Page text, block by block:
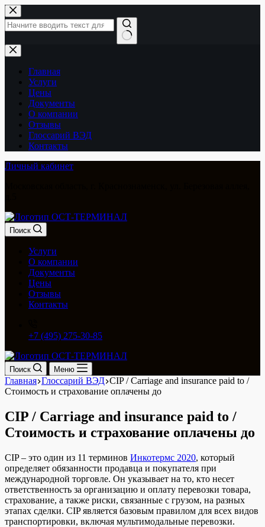
Перейти
к
сути
Ничего
не
найденоГлавная
Услуги
Цены
Документы
О компании
Отзывы
Глоссарий ВЭД
Контакты
Личный кабинет
Поиск
Услуги
О компании
Документы
Цены
Отзывы
Контакты
+7 (495) 275-30-85
Поиск Меню
Главная Глоссарий ВЭД CIP / Carriage and insurance paid to /
Стоимость и страхование оплачены до
CIP / Carriage and insurance paid to /
Стоимость и страхование оплачены до
CIP – это один из 11 терминов Инкотермс 2020, который
определяет обязанности продавца и покупателя при
международной торговле. Он указывает на то, кто несет
ответственность за организацию и оплату перевозки товара,
страхование, а также риски, связанные с грузом, на разных
этапах сделки. CIP является базовым правилом для всех видов
транспортировки, включая мультимодальные перевозки.